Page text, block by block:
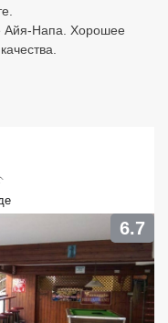
Айя-Напа. Хорошее
6.7